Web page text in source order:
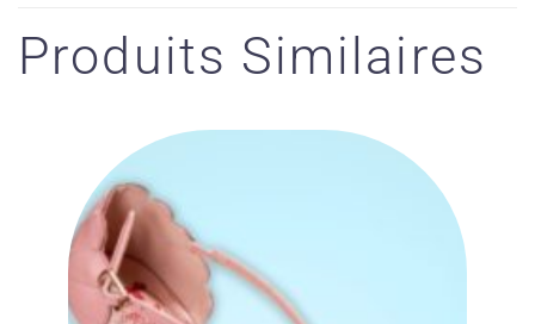
Produits Similaires
Ajouter
à la liste